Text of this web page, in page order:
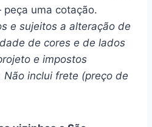
uma cotação.
e sujeitos a alteração de
de cores e de lados
e impostos
inclui frete (preço de